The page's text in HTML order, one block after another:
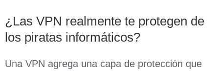
¿Las VPN realmente te protegen de
los piratas informáticos?
Una VPN agrega una capa de protección que